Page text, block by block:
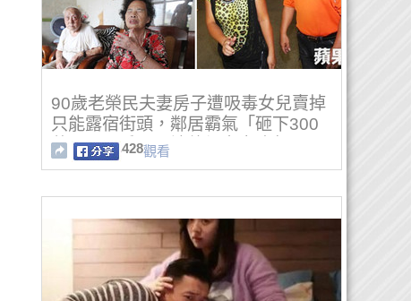
90歲老榮民夫妻房子遭吸毒女兒賣掉
只能露宿街頭，鄰居霸氣「砸下300
萬元買回房子」讓他們安享晚年！
428觀看